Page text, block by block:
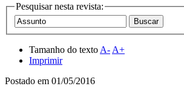
Pesquisar nesta revista:
Tamanho do texto A- A+
Imprimir
Postado em 01/05/2016